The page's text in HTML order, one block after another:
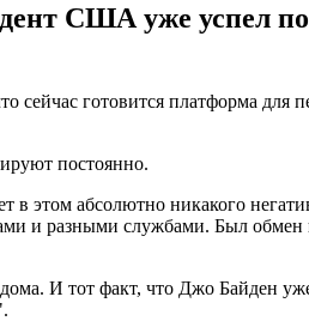
США уже успел
сейчас готовится платформа
постоянно.
в этом абсолютно никакого
и разными службами. Был
И тот факт, что Джо Байден